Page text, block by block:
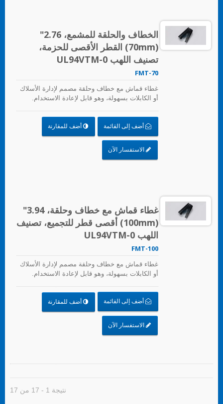
الخطاف والحلقة للمشمع، 2.76"
(70mm) القطر الأقصى للحزمة،
تصنيف اللهب UL94VTM-0
FMT-70
غطاء قماش مع خطاف وحلقة مصمم لإدارة الأسلاك
أو الكابلات بسهولة، وهو قابل لإعادة الاستخدام.
أضف إلى القائمة أضف للمقارنة
الاستفسار الآن
غطاء قماش مع خطاف وحلقة، 3.94"
(100mm) أقصى قطر للتجميع، تصنيف
اللهب UL94VTM-0
FMT-100
غطاء قماش مع خطاف وحلقة مصمم لإدارة الأسلاك
أو الكابلات بسهولة، وهو قابل لإعادة الاستخدام.
أضف إلى القائمة أضف للمقارنة
الاستفسار الآن
نتيجة 1 - 17 من 17